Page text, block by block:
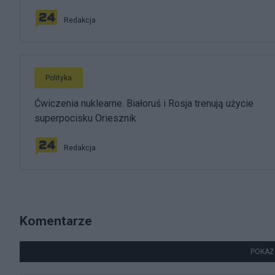
Redakcja
Polityka
Ćwiczenia nuklearne. Białoruś i Rosja trenują użycie
superpocisku Oriesznik
Redakcja
Komentarze